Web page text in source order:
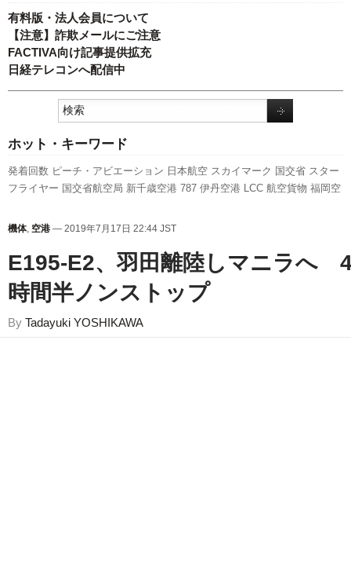
有料版・法人会員について
【注意】詐欺メールにご注意
FACTIVA向け記事提供拡充
日経テレコンへ配信中
ホット・キーワード
発着回数 ピーチ・アビエーション 日本航空 スカイマーク 国交省 スター
フライヤー 国交省航空局 新千歳空港 787 伊丹空港 LCC 航空貨物 福岡空
空港 利用実績 A350 XWB A320 関西空港
ナウイルス
機体, 空港 — 2019年7月17日 22:44 JST
E195-E2、羽田離陸しマニラへ
時間半ノンストップ
By Tadayuki YOSHIKAWA